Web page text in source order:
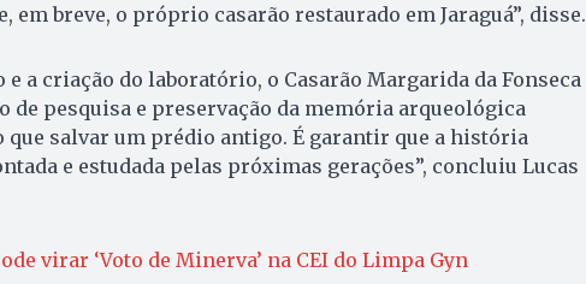
em breve, o próprio casarão restaurado em Jaraguá”, disse.
e a criação do laboratório, o Casarão Margarida da Fonseca
de pesquisa e preservação da memória arqueológica
que salvar um prédio antigo. É garantir que a história
e estudada pelas próximas gerações”, concluiu Lucas
virar ‘Voto de Minerva’ na CEI do Limpa Gyn